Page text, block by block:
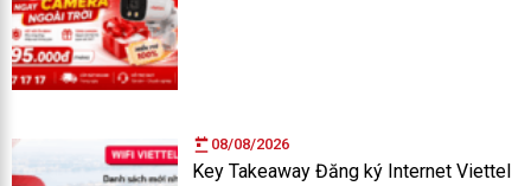
08/08/2026
Key Takeaway Đăng ký Internet Viettel